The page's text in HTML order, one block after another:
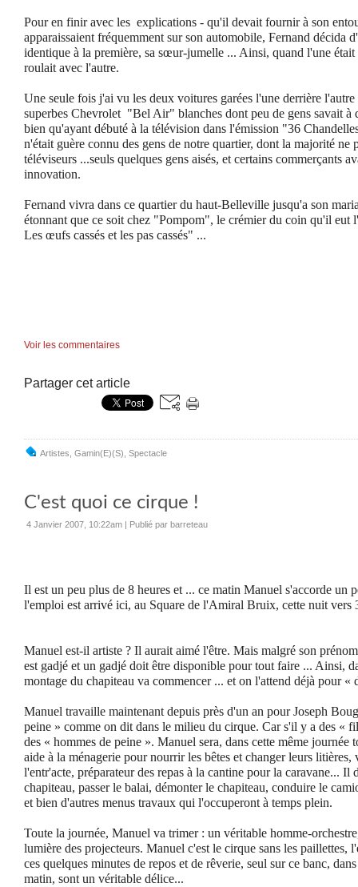
Pour en finir avec les explications - qu'il devait fournir à son
apparaissaient fréquemment sur son automobile, Fernand décida
identique à la première, sa sœur-jumelle ... Ainsi, quand l'une était
roulait avec l'autre.
Une seule fois j'ai vu les deux voitures garées l'une derrière
superbes Chevrolet "Bel Air" blanches dont peu de gens savait à
bien qu'ayant débuté à la télévision dans l'émission "36
n'était guère connu des gens de notre quartier, dont la majorité ne
téléviseurs ...seuls quelques gens aisés, et certains commerçants
innovation.
Fernand vivra dans ce quartier du haut-Belleville jusqu'a son
étonnant que ce soit chez "Pompom", le crémier du coin qu'il eut
Les œufs cassés et les pas cassés" ...
Voir les commentaires
Partager cet article
Artistes Gamin(e)(s) Spectacle
C'est quoi ce cirque !
4 Janvier 2007, 10:22am Publié par barreteau
Il est un peu plus de 8 heures et ... ce matin Manuel s'accorde un
l'emploi est arrivé ici, au Square de l'Amiral Bruix, cette nuit vers
Manuel est-il artiste ? Il aurait aimé l'être. Mais malgré son
est gadjé et un gadjé doit être disponible pour tout faire ... Ainsi,
montage du chapiteau va commencer ... et on l'attend déjà pour «
Manuel travaille maintenant depuis près d'un an pour Joseph
peine » comme on dit dans le milieu du cirque. Car s'il y a des «
des « hommes de peine ». Manuel sera, dans cette même journée
aide à la ménagerie pour nourrir les bêtes et changer leurs litières,
l'entr'acte, préparateur des repas à la cantine pour la caravane... Il
chapiteau, passer le balai, démonter le chapiteau, conduire le
et bien d'autres menus travaux qui l'occuperont à temps plein.
Toute la journée, Manuel va trimer : un véritable homme-
lumière des projecteurs. Manuel c'est le cirque sans les paillettes,
ces quelques minutes de repos et de rêverie, seul sur ce banc,
matin, sont un véritable délice...